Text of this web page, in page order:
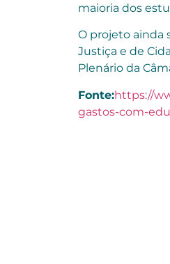
maioria dos
O projeto ainda
Justiça e de
Plenário da
Fonte:https://
gastos-com-